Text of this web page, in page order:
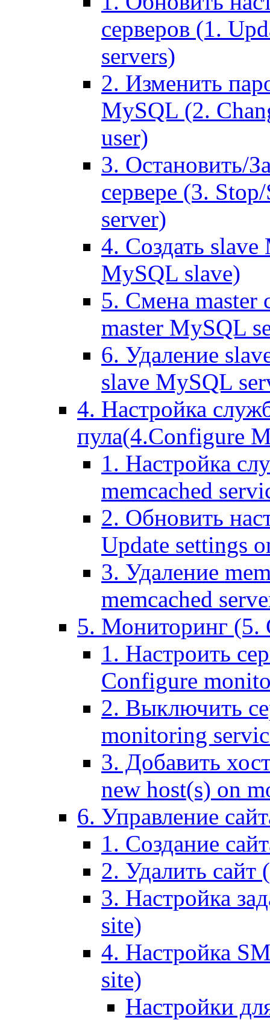
серверов (1.
servers)
2. Изменить
MySQL (2.
user)
3. Остановить/
сервере (3.
server)
4. Создать
MySQL slave)
5. Смена master
master MySQL
6. Удаление
slave MySQL
4. Настройка
пула(4.Configure
1. Настройка
memcached
2. Обновить
Update settings
3. Удаление
memcached
5. Мониторинг (5.
1. Настроить
Configure
2. Выключить
monitoring
3. Добавить
new host(s) on
6. Управление
1. Создание
2. Удалить сайт
3. Настройка
site)
4. Настройка
site)
Настройки